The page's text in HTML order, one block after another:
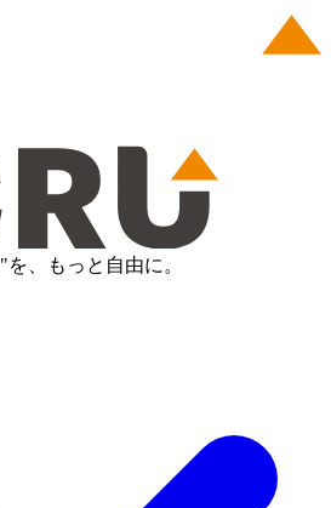
"を、もっと自由に。